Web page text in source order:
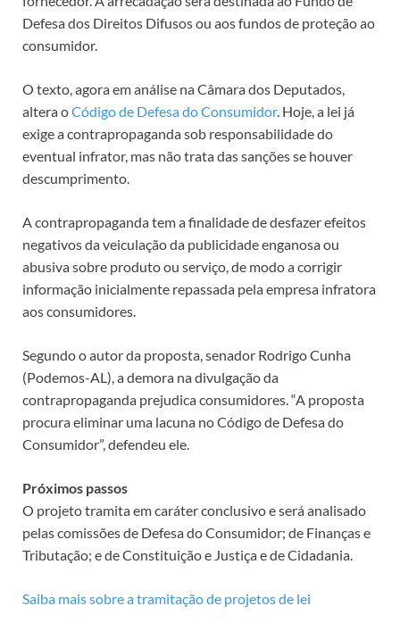
Defesa dos Direitos Difusos ou aos fundos de proteção ao
consumidor.
O texto, agora em análise na Câmara dos Deputados,
altera oCódigo de Defesa do Consumidor. Hoje, a lei já
exige a contrapropaganda sob responsabilidade do
eventual infrator, mas não trata das sanções se houver
descumprimento.
A contrapropaganda tem a finalidade de desfazer efeitos
negativos da veiculação da publicidade enganosa ou
abusiva sobre produto ou serviço, de modo a corrigir
informação inicialmente repassada pela empresa infratora
aos consumidores.
Segundo o autor da proposta, senador Rodrigo Cunha
(Podemos-AL), a demora na divulgação da
contrapropaganda prejudica consumidores. “A proposta
procura eliminar uma lacuna no Código de Defesa do
Consumidor”, defendeu ele.
Próximos passos
O projeto tramita emcaráter conclusivoe será analisado
pelas comissões de Defesa do Consumidor; de Finanças e
Tributação; e de Constituição e Justiça e de Cidadania.
Saiba mais sobre a tramitação de projetos de lei